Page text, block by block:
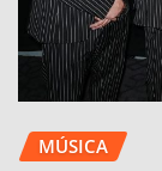
MÚSICA